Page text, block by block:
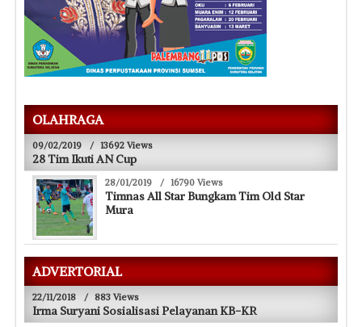
OLAHRAGA
09/02/2019 / 13692 Views
28 Tim Ikuti AN Cup
28/01/2019 / 16790 Views
Timnas All Star Bungkam Tim Old Star
Mura
ADVERTORIAL
22/11/2018 / 883 Views
Irma Suryani Sosialisasi Pelayanan KB-KR